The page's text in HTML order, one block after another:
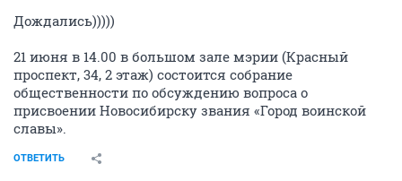
Дождались)))))
21 июня в 14.00 в большом зале мэрии (Красный
проспект, 34, 2 этаж) состоится собрание
общественности по обсуждению вопроса о
присвоении Новосибирску звания «Город воинской
славы».
ОТВЕТИТЬ